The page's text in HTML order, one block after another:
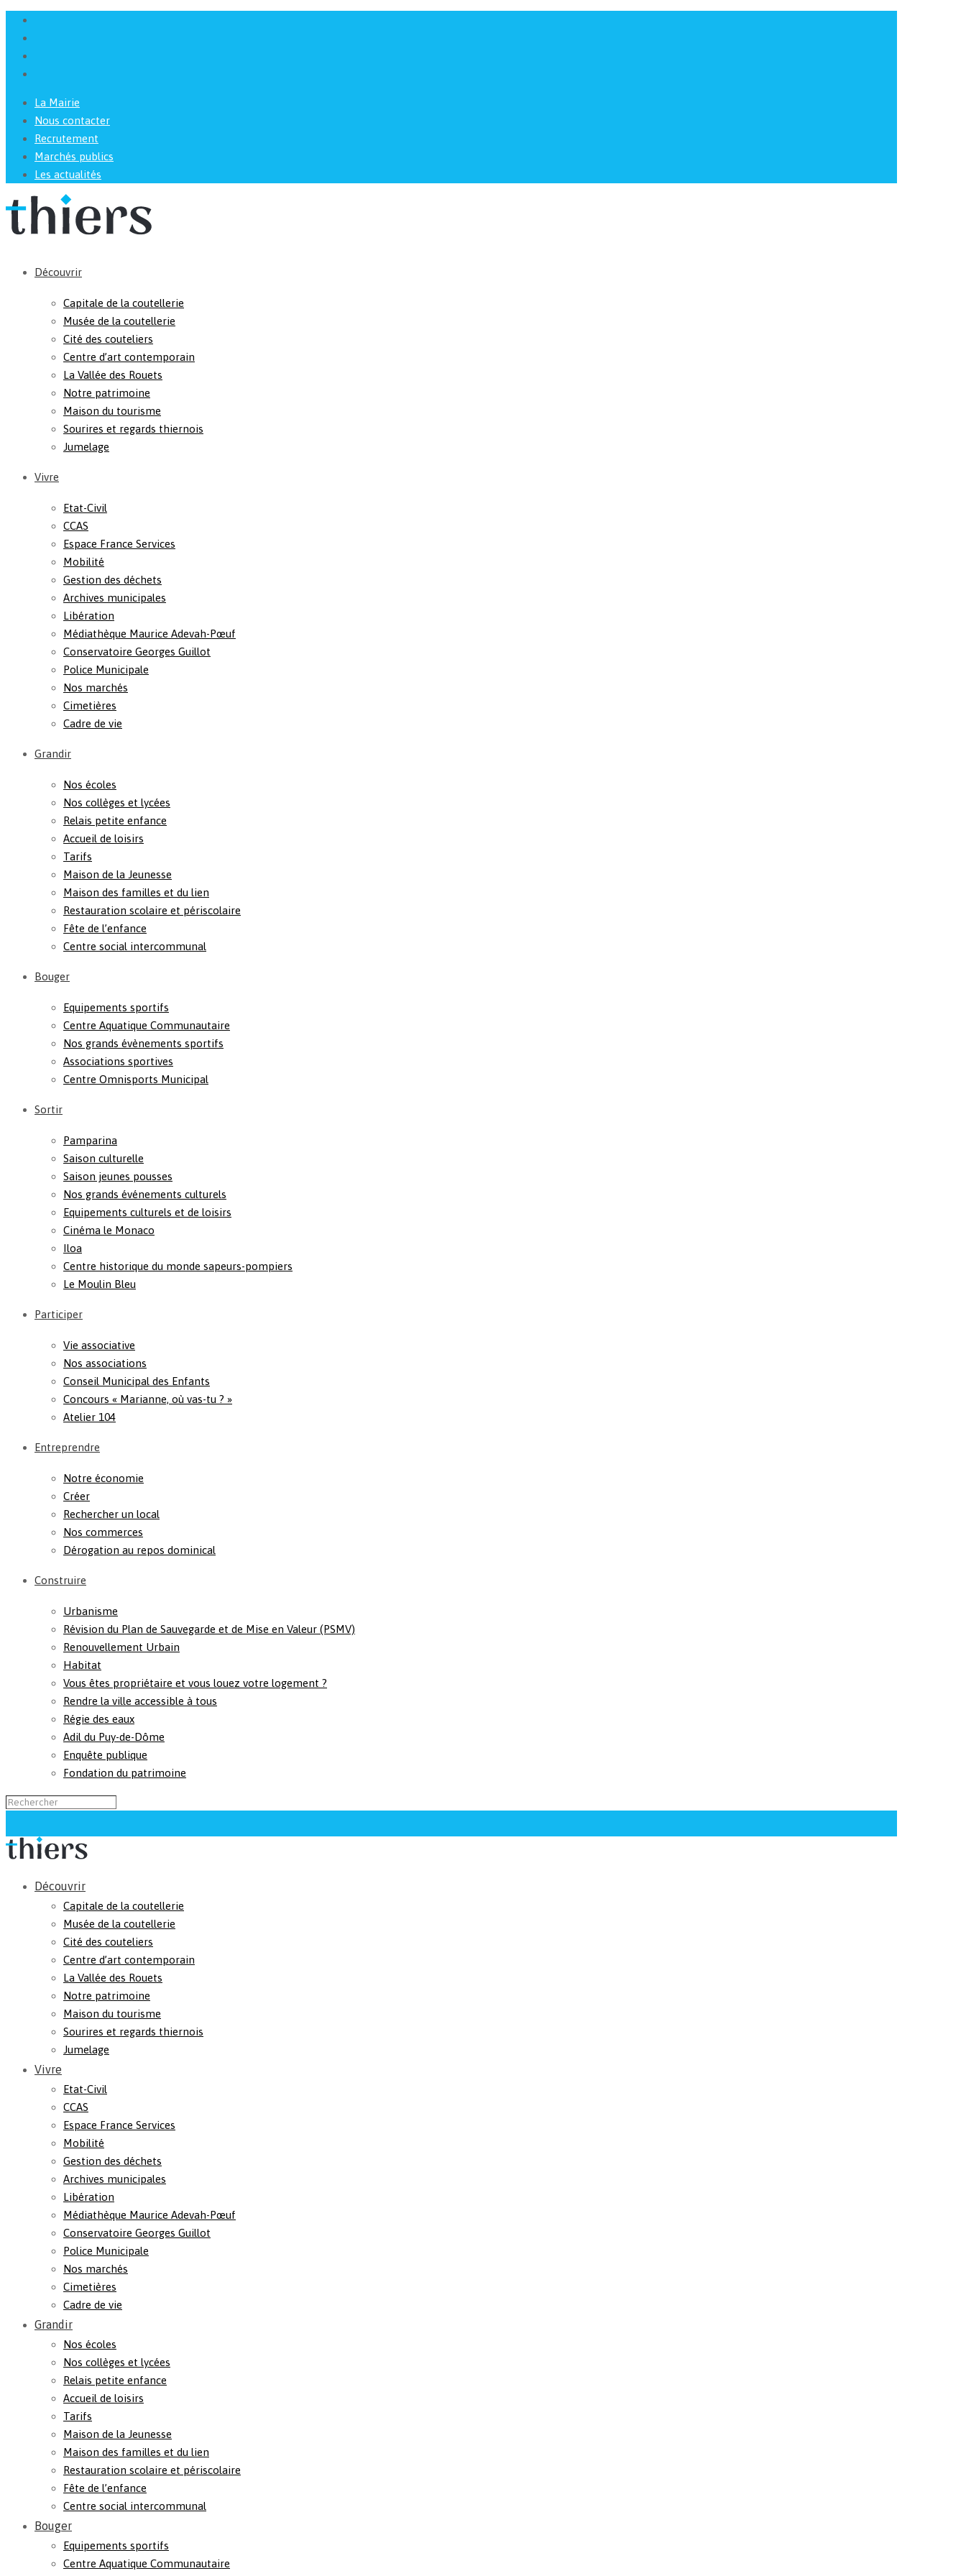
La Mairie
Nous contacter
Recrutement
Marchés publics
Les actualités
Découvrir
Capitale de la coutellerie
Musée de la coutellerie
Cité des couteliers
Centre d’art contemporain
La Vallée des Rouets
Notre patrimoine
Maison du tourisme
Sourires et regards thiernois
Jumelage
Vivre
Etat-Civil
CCAS
Espace France Services
Mobilité
Gestion des déchets
Archives municipales
Libération
Médiathèque Maurice Adevah-Pœuf
Conservatoire Georges Guillot
Police Municipale
Nos marchés
Cimetières
Cadre de vie
Grandir
Nos écoles
Nos collèges et lycées
Relais petite enfance
Accueil de loisirs
Tarifs
Maison de la Jeunesse
Maison des familles et du lien
Restauration scolaire et périscolaire
Fête de l’enfance
Centre social intercommunal
Bouger
Equipements sportifs
Centre Aquatique Communautaire
Nos grands évènements sportifs
Associations sportives
Centre Omnisports Municipal
Sortir
Pamparina
Saison culturelle
Saison jeunes pousses
Nos grands événements culturels
Equipements culturels et de loisirs
Cinéma le Monaco
Iloa
Centre historique du monde sapeurs-pompiers
Le Moulin Bleu
Participer
Vie associative
Nos associations
Conseil Municipal des Enfants
Concours « Marianne, où vas-tu ? »
Atelier 104
Entreprendre
Notre économie
Créer
Rechercher un local
Nos commerces
Dérogation au repos dominical
Construire
Urbanisme
Révision du Plan de Sauvegarde et de Mise en Valeur (PSMV)
Renouvellement Urbain
Habitat
Vous êtes propriétaire et vous louez votre logement ?
Rendre la ville accessible à tous
Régie des eaux
Adil du Puy-de-Dôme
Enquête publique
Fondation du patrimoine
Découvrir
Capitale de la coutellerie
Musée de la coutellerie
Cité des couteliers
Centre d’art contemporain
La Vallée des Rouets
Notre patrimoine
Maison du tourisme
Sourires et regards thiernois
Jumelage
Vivre
Etat-Civil
CCAS
Espace France Services
Mobilité
Gestion des déchets
Archives municipales
Libération
Médiathèque Maurice Adevah-Pœuf
Conservatoire Georges Guillot
Police Municipale
Nos marchés
Cimetières
Cadre de vie
Grandir
Nos écoles
Nos collèges et lycées
Relais petite enfance
Accueil de loisirs
Tarifs
Maison de la Jeunesse
Maison des familles et du lien
Restauration scolaire et périscolaire
Fête de l’enfance
Centre social intercommunal
Bouger
Equipements sportifs
Centre Aquatique Communautaire